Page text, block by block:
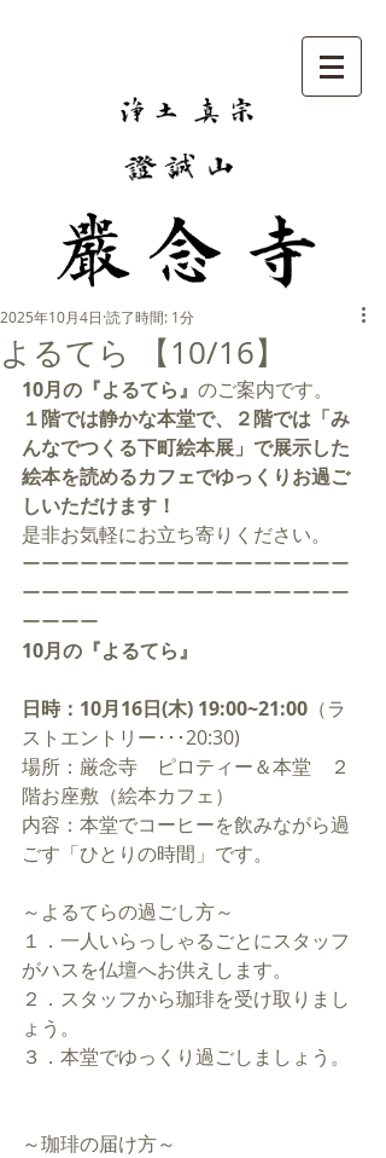
よるてら 【10/16】
2025年10月4日 読了時間: 1分
10月の『よるてら』 のご案内です。
１階では静かな本堂で、２階では「み
んなでつくる下町絵本展」で展示した
絵本を読めるカフェでゆっくりお過ご
しいただけます！
是非お気軽にお立ち寄りください。
ーーーーーーーーーーーーーーーーー
ーーーーーーーーーーーーーーーーー
ーーーー
10月の『よるてら』
日時：10月16日(木) 19:00~21:00 （ラ
ストエントリー･･･20:30)
場所：厳念寺　ピロティー＆本堂　２
階お座敷（絵本カフェ）
内容：本堂でコーヒーを飲みながら過
ごす「ひとりの時間」です。
～よるてらの過ごし方～
１．一人いらっしゃるごとにスタッフ
がハスを仏壇へお供えします。
２．スタッフから珈琲を受け取りまし
ょう。
３．本堂でゆっくり過ごしましょう。
～珈琲の届け方～